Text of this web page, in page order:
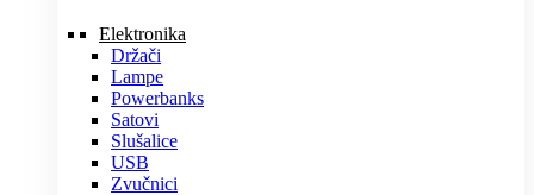
Elektronika
Držači
Lampe
Powerbanks
Satovi
Slušalice
USB
Zvučnici